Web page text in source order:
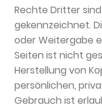
Rechte Dritter
gekennzeichnet.
oder Weitergabe
Seiten ist nicht
Herstellung von
persönlichen,
Gebrauch ist